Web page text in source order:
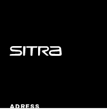
Sitra
ADRESS